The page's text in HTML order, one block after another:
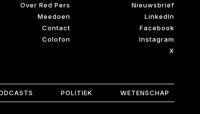
Over Red Pers
Meedoen
Contact
Colofon
Nieuwsbrief
LinkedIn
Facebook
Instagram
X
POLITIEK WETENSCHAP